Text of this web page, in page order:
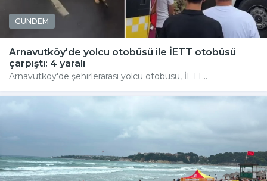
GÜNDEM
Arnavutköy'de yolcu otobüsü ile İETT otobüsü
çarpıştı: 4 yaralı
Arnavutköy'de şehirlerarası yolcu otobüsü, İETT...